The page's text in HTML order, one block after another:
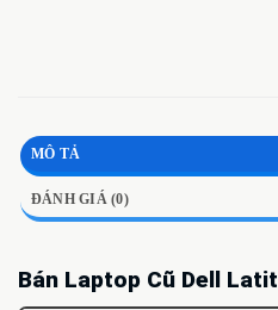
MÔ TẢ
ĐÁNH GIÁ (0)
Bán Laptop Cũ Dell